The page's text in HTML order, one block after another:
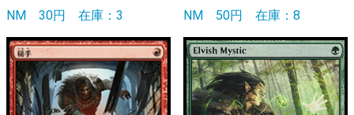
NM 30円 在庫：3
NM 50円 在庫：8